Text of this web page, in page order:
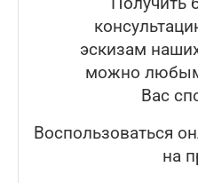
эскизам
можно
Вас
Воспользоваться
на